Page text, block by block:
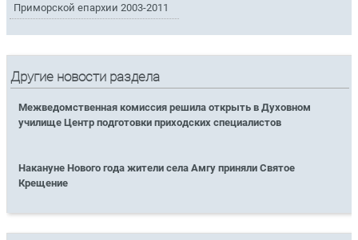
Приморской епархии 2003-2011
Другие новости раздела
Межведомственная комиссия решила открыть в Духовном
училище Центр подготовки приходских специалистов
Накануне Нового года жители села Амгу приняли Святое
Крещение